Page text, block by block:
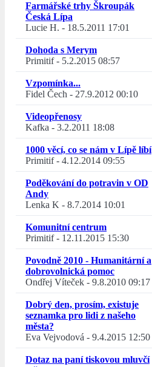
Farmářské trhy Škroupák
Česká Lípa
Lucie H. - 18.5.2011 17:01
Dohoda s Merym
Primitif- 5.2.2015 08:57
Vzpomínka...
Fidel Čech - 27.9.2012 00:10
Videopřenosy
Kafka - 3.2.2011 18:08
1000 věcí, co se nám v Lípě líbí
Primitif- 4.12.2014 09:55
Poděkování do potravin v OD
Andy
Lenka K - 8.7.2014 10:01
Komunitní centrum
Primitif- 12.11.2015 15:30
Povodně 2010 - Humanitární a
dobrovolnická pomoc
Ondřej Víteček - 9.8.2010 09:17
Dobrý den, prosím, existuje
seznamka pro lidi z našeho
města?
Eva Vejvodová - 9.4.2015 12:50
Dotaz na paní tiskovou mluvčí